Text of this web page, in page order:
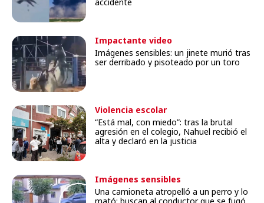
accidente
Impactante video
Imágenes sensibles: un jinete murió tras
ser derribado y pisoteado por un toro
Violencia escolar
“Está mal, con miedo”: tras la brutal
agresión en el colegio, Nahuel recibió el
alta y declaró en la justicia
Imágenes sensibles
Una camioneta atropelló a un perro y lo